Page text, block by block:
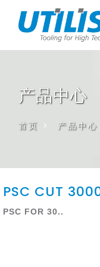
产品中心
首页 > 产品中心
PSC CUT
PSC FOR 30..